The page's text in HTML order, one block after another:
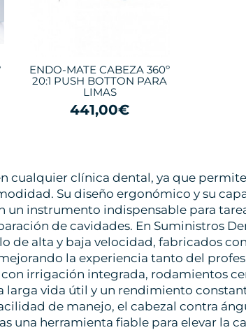
ENDO-MATE CABEZA 360º
20:1 PUSH BOTTON PARA
LIMAS
441,00€
cualquier clínica dental, ya que
Su diseño ergonómico y su
un instrumento indispensable para
de cavidades. En Suministros
de alta y baja velocidad, fabricados
la experiencia tanto del
irrigación integrada, rodamientos
larga vida útil y un rendimiento
de manejo, el cabezal contra
una herramienta fiable para elevar la